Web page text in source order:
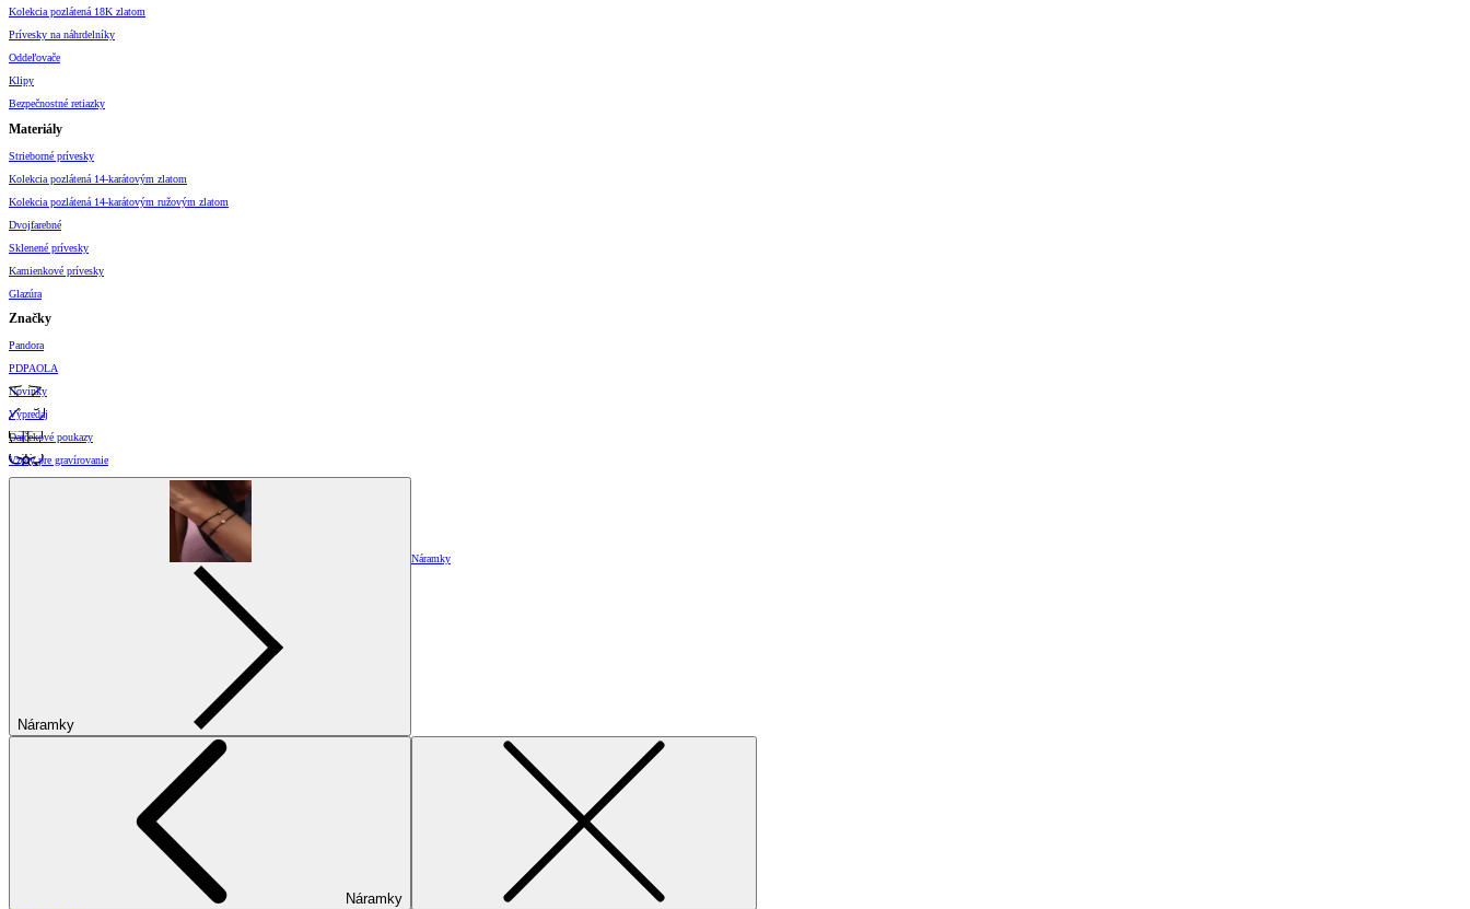
Kolekcia pozlátená 18K zlatom
Prívesky na náhrdelníky
Oddeľovače
Klipy
Bezpečnostné retiazky
Materiály
Strieborné prívesky
Kolekcia pozlátená 14-karátovým zlatom
Kolekcia pozlátená 14-karátovým ružovým zlatom
Dvojfarebné
Sklenené prívesky
Kamienkové prívesky
Glazúra
Značky
Pandora
PDPAOLA
Novinky
Výpredaj
Darčekové poukazy
Vzory pre gravírovanie
Náramky
Náramky
Náramky